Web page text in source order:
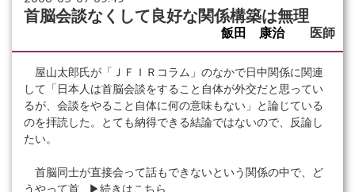
首脳会談なくして良好な関係構築は無理
飯田 康治 医師
屋山太郎氏が「ＪＦＩＲコラム」のなかで日中関係に関連
して「日本人は首脳会談をすること自体が外交だと思ってい
るが、会談をやること自体に何の意味もない」と論じている
のを拝読した。とても納得できる結論ではないので、反論し
たい。
首脳同士が直接会って話もできないという関係の中で、ど
うやって首...
▶続きはこちら